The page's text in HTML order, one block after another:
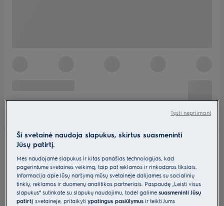
Ši svetainė naudoja slapukus, skirtus suasmeninti
Jūsų patirtį.
Mes naudojame slapukus ir kitas panašias technologijas, kad
pagerintume svetainės veikimą, taip pat reklamos ir rinkodaros tikslais.
Informacija apie Jūsų naršymą mūsų svetainėje dalijamės su socialinių
tinklų, reklamos ir duomenų analitikos partneriais. Paspaudę „Leisti visus
slapukus“ sutinkate su slapukų naudojimu, todėl galimesuasmeninti Jūsų
patirtįsvetainėje, pritaikytiypatingus pasiūlymus ir teikti Jums
Tęsti nepriimant